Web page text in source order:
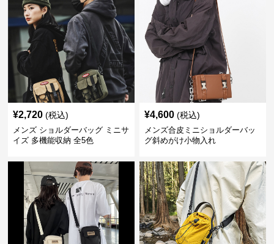
¥2,720 (税込)
メンズ ショルダーバッグ ミニサ
イズ 多機能収納 全5色
¥4,600 (税込)
メンズ合皮ミニショルダーバッ
グ斜めがけ小物入れ